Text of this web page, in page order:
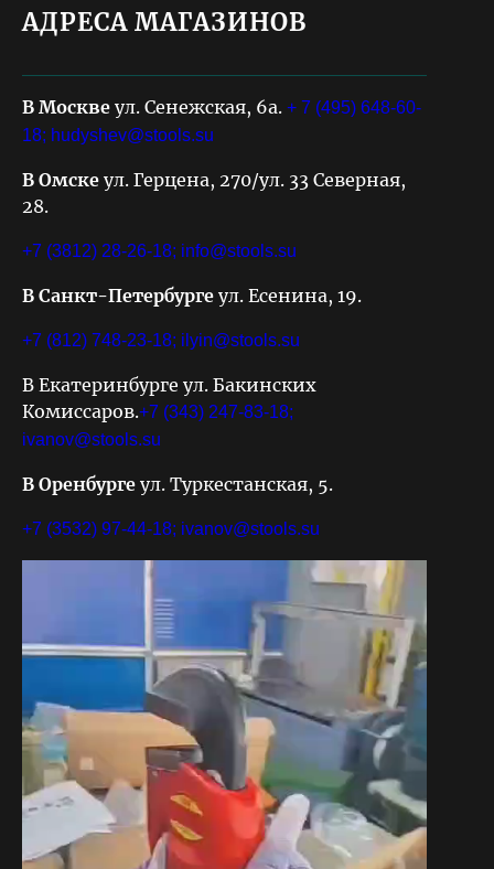
АДРЕСА МАГАЗИНОВ
В Москве ул. Сенежская, 6а. + 7 (495) 648-60-
18; hudyshev@stools.su
В Омске ул. Герцена, 270/ул. 33 Северная,
28.
+7 (3812) 28-26-18; info@stools.su
В Санкт-Петербурге ул. Есенина, 19.
+7 (812) 748-23-18; ilyin@stools.su
В Екатеринбурге ул. Бакинских
Комиссаров.+7 (343) 247-83-18;
ivanov@stools.su
В Оренбурге ул. Туркестанская, 5.
+7 (3532) 97-44-18; ivanov@stools.su